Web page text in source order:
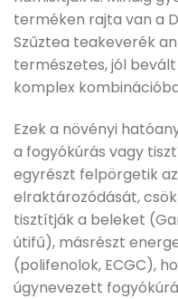
terméken rajta van a
Szűztea teakeverék
természetes, jól
komplex
Ezek a növényi
a fogyókúrás vagy
egyrészt felpörgetik
elraktározódását,
tisztítják a beleket
útifű), másrészt
(polifenolok, ECGC),
úgynevezett